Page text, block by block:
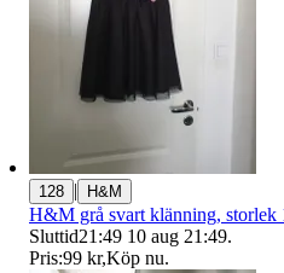
128 | H&M
H&M grå svart klänning, storlek
Sluttid21:49 10 aug 21:49.
Pris:99 kr,Köp nu.